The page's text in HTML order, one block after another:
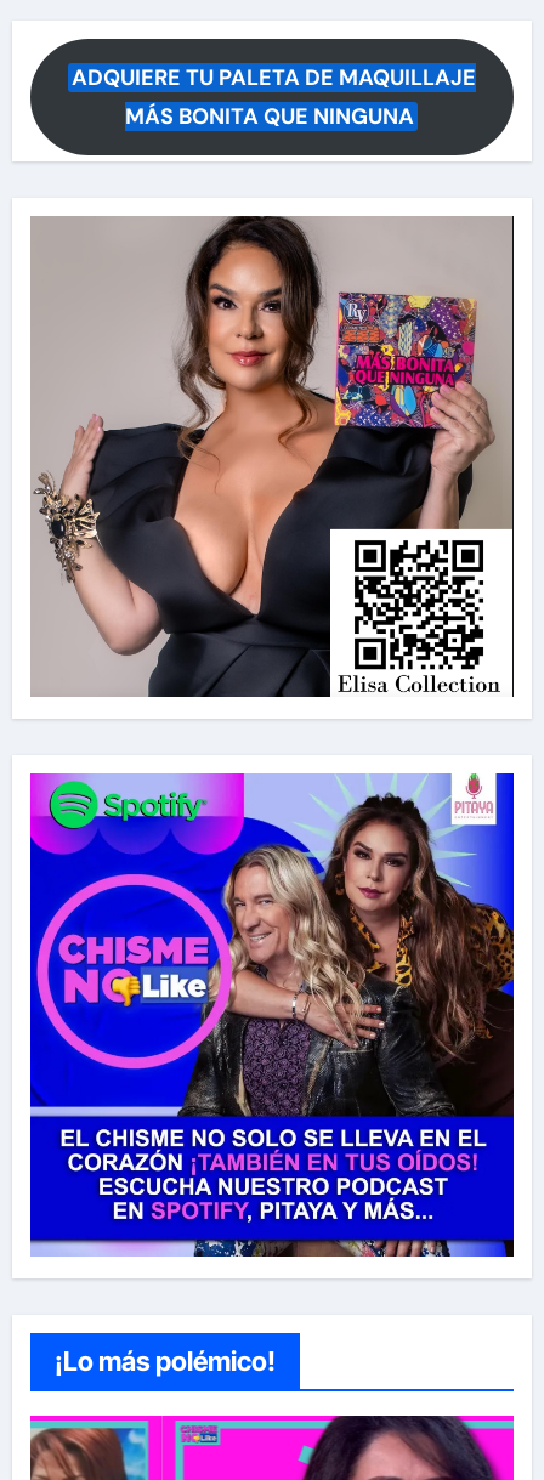
ADQUIERE TU PALETA DE MAQUILLAJE
MÁS BONITA QUE NINGUNA
¡Lo más polémico!